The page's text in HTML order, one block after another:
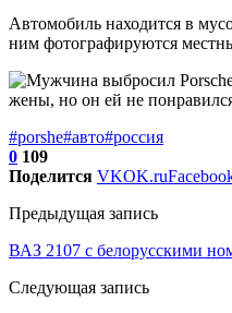
Автомобиль находится в
ним фотографируются
#porshe#авто#россия
0 109
Поделится VKOK.ru
Предыдущая запись
ВАЗ 2107 с белорусскими
Следующая запись